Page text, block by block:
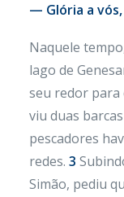
— Glória a
Naquele
lago de
seu redor para
viu duas
pescadores
redes. 3
Simão, pediu